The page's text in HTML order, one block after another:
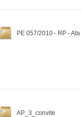
PE 057/2010 - RP -
AP_3_convite